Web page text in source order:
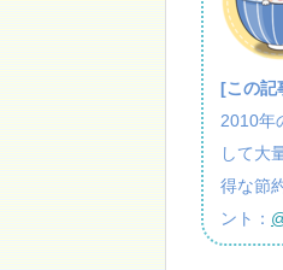
[この
2010年
して大
得な節
ント：